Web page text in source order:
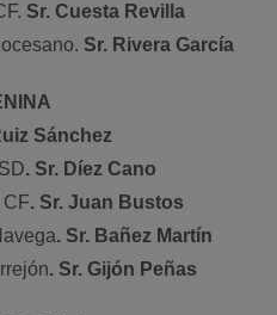
Sr. Cuesta Revilla
Sr. Rivera García
Sánchez
. Sr. Díez Cano
. Sr. Juan Bustos
. Sr. Bañez Martín
. Sr. Gijón Peñas